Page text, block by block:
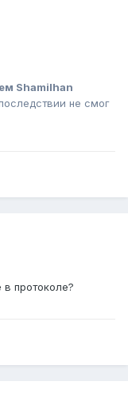
Shamilhan
не смог
протоколе?